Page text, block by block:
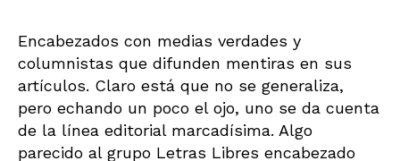
Encabezados con medias verdades y
columnistas que difunden mentiras en sus
artículos. Claro está que no se generaliza,
pero echando un poco el ojo, uno se da cuenta
de la línea editorial marcadísima. Algo
parecido al grupo Letras Libres encabezado